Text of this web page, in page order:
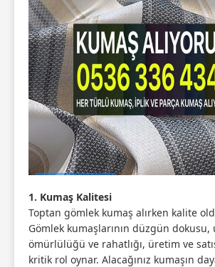
1. Kumaş Kalitesi
Toptan gömlek kumaş alırken kalite
Gömlek kumaşlarının düzgün dokusu,
ömürlülüğü ve rahatlığı, üretim ve
kritik rol oynar. Alacağınız kumaşın